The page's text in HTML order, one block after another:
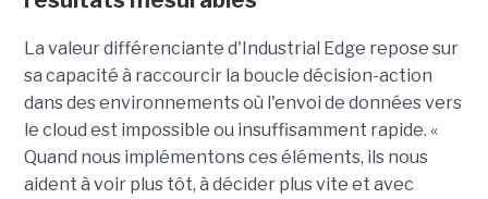
La valeur différenciante d'Industrial Edge repose sur
sa capacité à raccourcir la boucle décision-action
dans des environnements où l'envoi de données vers
le cloud est impossible ou insuffisamment rapide. «
Quand nous implémentons ces éléments, ils nous
aident à voir plus tôt, à décider plus vite et avec